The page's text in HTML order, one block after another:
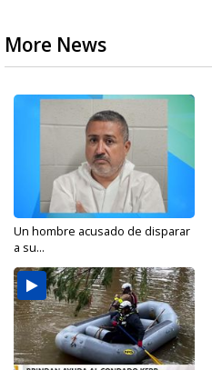
More News
Un hombre acusado de disparar
a su...